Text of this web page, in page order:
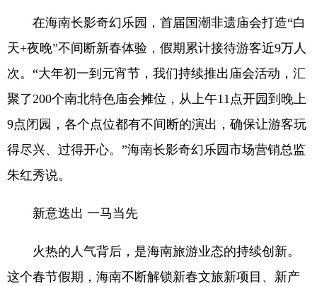
在海南长影奇幻乐园，首届国潮非遗庙会打造“白
天+夜晚”不间断新春体验，假期累计接待游客近9万人
次。“大年初一到元宵节，我们持续推出庙会活动，汇
聚了200个南北特色庙会摊位，从上午11点开园到晚上
9点闭园，各个点位都有不间断的演出，确保让游客玩
得尽兴、过得开心。”海南长影奇幻乐园市场营销总监
朱红秀说。
新意迭出 一马当先
火热的人气背后，是海南旅游业态的持续创新。
这个春节假期，海南不断解锁新春文旅新项目、新产